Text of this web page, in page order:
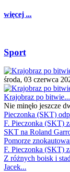
więcej ...
Sport
środa, 03 czerwca
Krajobraz po
Nie minęło jeszcze
Pieczonka (SKT)
F. Pieczonka (SKT)
SKT na Roland
Pomorze
F. Pieczonka (SKT)
Z różnych boisk i
Jacek...